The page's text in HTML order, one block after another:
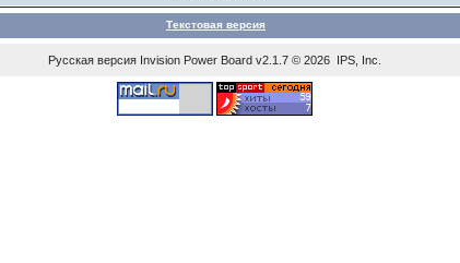
Текстовая версия
Русская версия Invision Power Board v2.1.7 © 2026 IPS, Inc.